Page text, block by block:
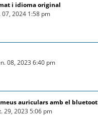
i idioma original
07, 2024 1:58 pm
08, 2023 6:40 pm
auriculars amb el
29, 2023 5:06 pm